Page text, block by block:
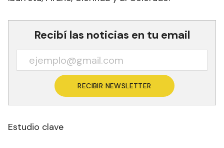
Recibí las noticias en tu email
RECIBIR NEWSLETTER
Estudio clave